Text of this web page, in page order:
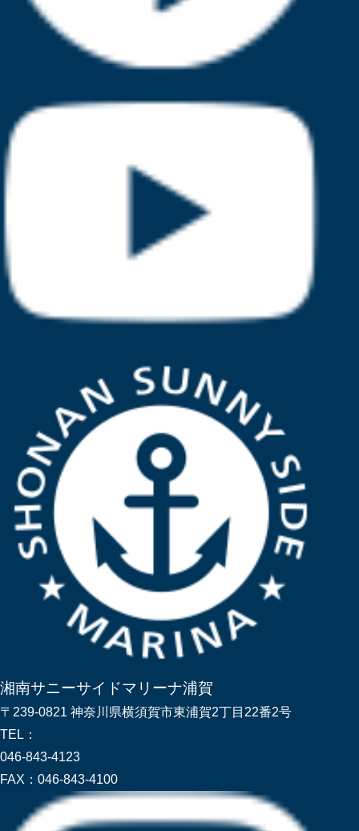
湘南サニーサイドマリーナ浦賀
〒239-0821 神奈川県横須賀市東浦賀2丁目22番2号
TEL：
046-843-4123
FAX： 046-843-4100